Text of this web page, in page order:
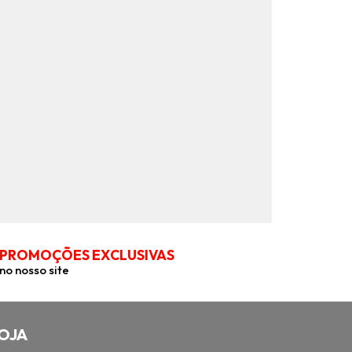
PROMOÇÕES EXCLUSIVAS
no nosso site